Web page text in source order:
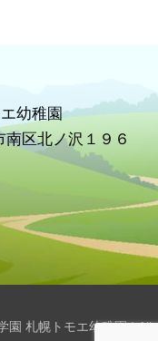
幼稚園
区北ノ沢１９６
札幌トモエ幼稚園 | All